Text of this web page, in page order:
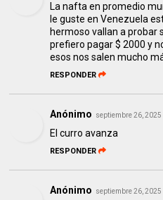
La nafta en promedio
le guste en Venezuela
hermoso vallan a probar
prefiero pagar $ 2000 y
esos nos salen mucho
RESPONDER
Anónimo septiembre 26, 2025
El curro avanza
RESPONDER
Anónimo septiembre 26, 2025